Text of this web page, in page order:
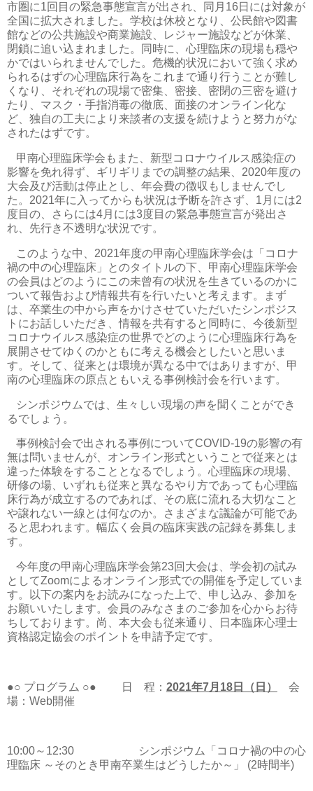
市圏に1回目の緊急事態宣言が出され、同月 16 日には対象が
全国に拡大されました。学校は休校となり、公民館や図書
館などの公共施設や商業施設、レジャー施設などが休業、
閉鎖に追い込まれました。同時に、心理臨床の現場も穏や
かではいられませんでした。危機的状況において強く求め
られるはずの心理臨床行為をこれまで通り行うことが難し
くなり、それぞれの現場で密集、密接、密閉の三密を避け
たり、マスク・手指消毒の徹底、面接のオンライン化な
ど、独自の工夫により来談者の支援を続けようと努力がな
されたはずです。
甲南心理臨床学会もまた、新型コロナウイルス感染症の
影響を免れ得ず、ギリギリまでの調整の結果、 2020年度の
大会及び活動は停止とし、年会費の徴収もしませんでし
た。 2021年に入ってからも状況は予断を許さず、 1 月には2
度目の、さらには4月には3度目の緊急事態宣言が発出さ
れ、先行き不透明な状況です。
このような中、 2021年度の甲南心理臨床学会は「コロナ
禍の中の心理臨床」とのタイトルの下、甲南心理臨床学会
の会員はどのようにこの未曾有の状況を生きているのかに
ついて報告および情報共有を行いたいと考えます。まず
は、卒業生の中から声をかけさせていただいたシンポジス
トにお話しいただき、情報を共有すると同時に、今後新型
コロナウイルス感染症の世界でどのように心理臨床行為を
展開させてゆくのかともに考える機会としたいと思いま
す。そして、従来とは環境が異なる中ではありますが、甲
南の心理臨床の原点ともいえる事例検討会を行います。
シンポジウムでは、生々しい現場の声を聞くことができ
るでしょう。
事例検討会で出される事例についてCOVID-19の影響の有
無は問いませんが、オンライン形式ということで従来とは
違った体験をすることとなるでしょう。心理臨床の現場、
研修の場、いずれも従来と異なるやり方であっても心理臨
床行為が成立するのであれば、その底に流れる大切なこと
や譲れない一線とは何なのか。さまざまな議論が可能であ
ると思われます。幅広く会員の臨床実践の記録を募集しま
す。
今年度の甲南心理臨床学会第23回大会は、学会初の試み
としてZoomによるオンライン形式での開催を予定していま
す。以下の案内をお読みになった上で、申し込み、参加を
お願いいたします。会員のみなさまのご参加を心からお待
ちしております。尚、本大会も従来通り、日本臨床心理士
資格認定協会のポイントを申請予定です。
●○ プログラム ○● 日 程： 2021年7月 18 日（日）
会
場： Web開催
10:00～ 12:30
シンポジウム「コロナ禍の中の心
理臨床 ～そのとき甲南卒業生はどうしたか～」
(2時間半)